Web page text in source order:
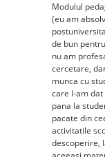
Modulul
(eu am
de bun
nu am
cercetare,
munca cu
care l-am
pana la
pacate din
activitatile
descoperire,